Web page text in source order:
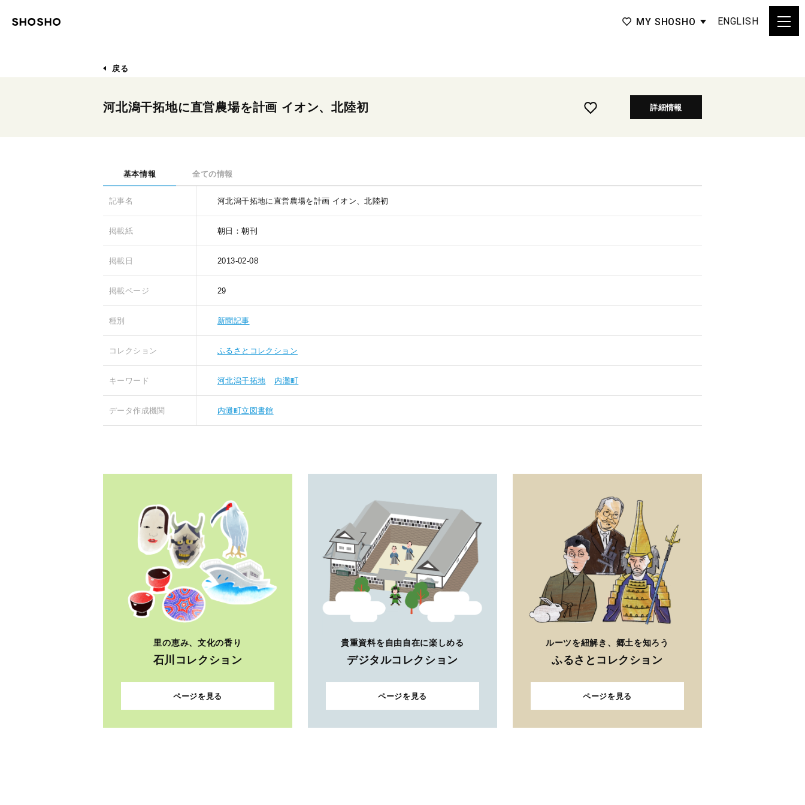
MY SHOSHO ENGLISH
戻る
河北潟干拓地に直営農場を計画 イオン、北陸初 詳細情報
基本情報 全ての情報
記事名 河北潟干拓地に直営農場を計画 イオン、北陸初
掲載紙 朝日：朝刊
掲載日 2013-02-08
掲載ページ 29
種別 新聞記事
コレクション ふるさとコレクション
キーワード 河北潟干拓地 内灘町
データ作成機関 内灘町立図書館
里の恵み、文化の香り
石川コレクション
ページを見る
貴重資料を自由自在に楽しめる
デジタルコレクション
ページを見る
ルーツを紐解き、郷土を知ろう
ふるさとコレクション
ページを見る